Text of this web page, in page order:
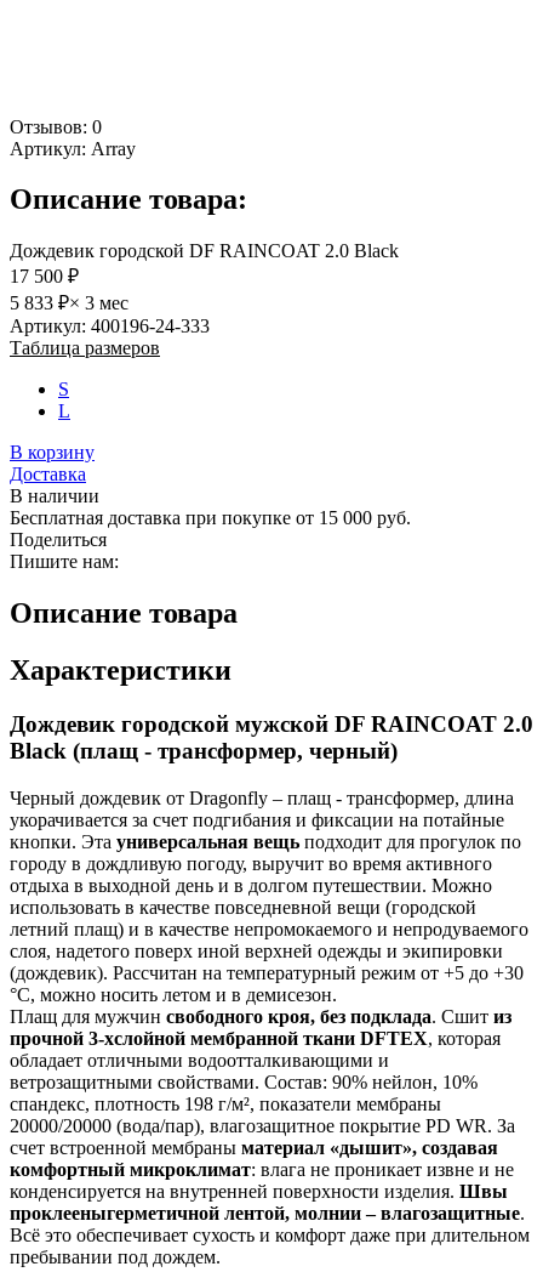
Отзывов: 0
Артикул: Array
Описание товара:
Дождевик городской DF RAINCOAT 2.0 Black
17 500 ₽
5 833 ₽× 3 мес
Артикул: 400196-24-333
Таблица размеров
S
L
В корзину
Доставка
В наличии
Бесплатная доставка при покупке от 15 000 руб.
Поделиться
Пишите нам:
Описание товара
Характеристики
Дождевик городской мужской DF RAINCOAT 2.0
Black (плащ - трансформер, черный)
Черный дождевик от Dragonfly – плащ - трансформер, длина
укорачивается за счет подгибания и фиксации на потайные
кнопки. Эта универсальная вещь подходит для прогулок по
городу в дождливую погоду, выручит во время активного
отдыха в выходной день и в долгом путешествии. Можно
использовать в качестве повседневной вещи (городской
летний плащ) и в качестве непромокаемого и непродуваемого
слоя, надетого поверх иной верхней одежды и экипировки
(дождевик). Рассчитан на температурный режим от +5 до +30
°С, можно носить летом и в демисезон.
Плащ для мужчин свободного кроя, без подклада. Сшит из
прочной 3-хслойной мембранной ткани DFTEX, которая
обладает отличными водоотталкивающими и
ветрозащитными свойствами. Состав: 90% нейлон, 10%
спандекс, плотность 198 г/м², показатели мембраны
20000/20000 (вода/пар), влагозащитное покрытие PD WR. За
счет встроенной мембраны материал «дышит», создавая
комфортный микроклимат: влага не проникает извне и не
конденсируется на внутренней поверхности изделия. Швы
проклееныгерметичной лентой, молнии – влагозащитные.
Всё это обеспечивает сухость и комфорт даже при длительном
пребывании под дождем.